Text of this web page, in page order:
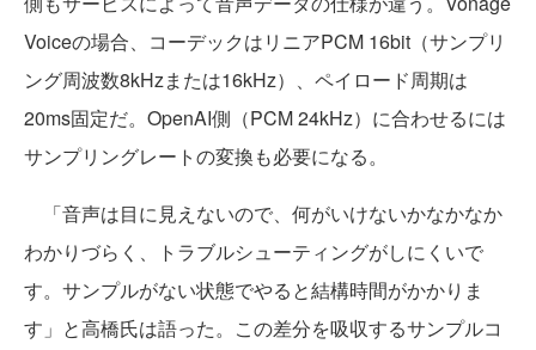
Voiceの場合、コーデックはリニアPCM 16bit（サンプリ
ング周波数8kHzまたは16kHz）、ペイロード周期は
20ms固定だ。OpenAI側（PCM 24kHz）に合わせるには
サンプリングレートの変換も必要になる。
「音声は目に見えないので、何がいけないかなかなか
わかりづらく、トラブルシューティングがしにくいで
す。サンプルがない状態でやると結構時間がかかりま
す」と高橋氏は語った。この差分を吸収するサンプルコ